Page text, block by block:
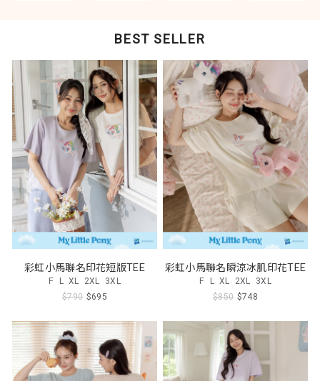
BEST SELLER
彩虹小馬聯名印花短版TEE
F L XL 2XL 3XL
$790 $695
彩虹小馬聯名瞬涼冰肌印花TEE
F L XL 2XL 3XL
$850 $748